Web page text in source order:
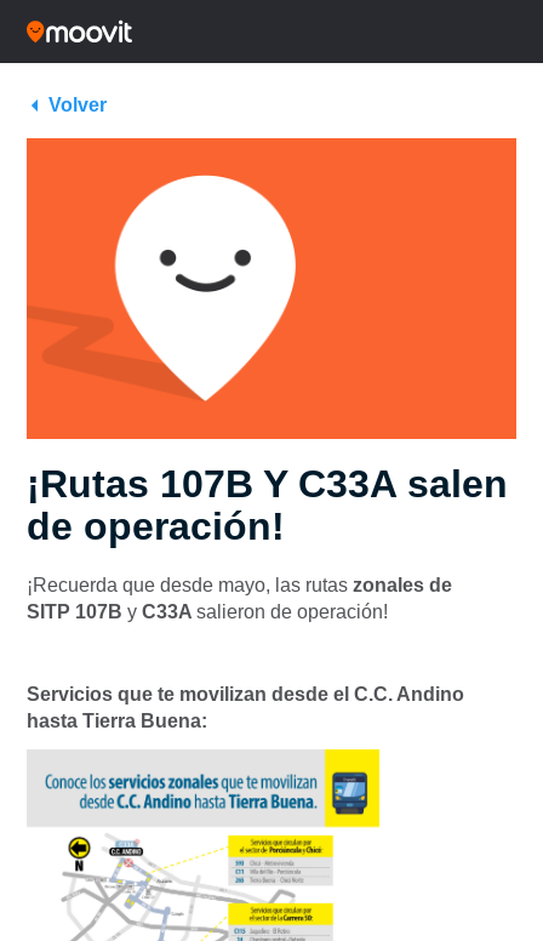
Volver
¡Rutas 107B Y C33A salen
de operación!
¡Recuerda que desde mayo, las rutas zonales de
SITP 107B y C33A salieron de operación!
Servicios que te movilizan desde el C.C. Andino
hasta Tierra Buena: